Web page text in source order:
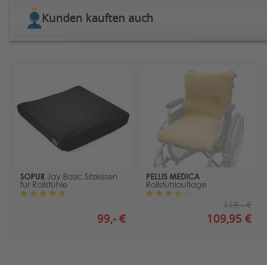
Kunden kauften auch
SOPUR Jay Basic Sitzkissen
für Rollstühle
99,- €
PELLIS MEDICA
Rollstuhlauflage
109,95 €
119,- €